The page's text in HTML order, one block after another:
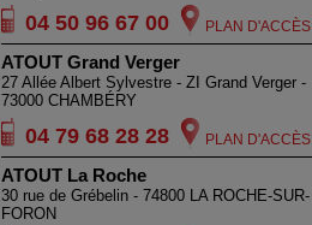
04 50 96 67 00 PLAN D'ACCÈS
ATOUT Grand Verger
27 Allée Albert Sylvestre - ZI Grand Verger -
73000 CHAMBÉRY
04 79 68 28 28 PLAN D'ACCÈS
ATOUT La Roche
30 rue de Grébelin - 74800 LA ROCHE-SUR-
FORON